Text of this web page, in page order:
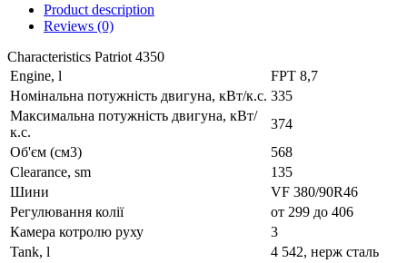
Product description
Reviews (0)
Characteristics Patriot 4350
Engine, l
FPT 8,7
Номінальна потужність двигуна, кВт/к.с. 335
Максимальна потужність двигуна, кВт/
к.с.
374
Об'єм (см3)
568
Clearance, sm
135
Шини
VF 380/90R46
Регулювання колії
от 299 до 406
Камера котролю руху
3
Tank, l
4 542, нерж сталь